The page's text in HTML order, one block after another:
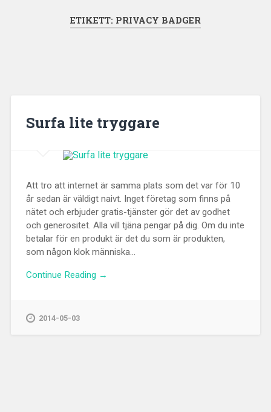
ETIKETT: PRIVACY BADGER
Surfa lite tryggare
Att tro att internet är samma plats som det var för 10
år sedan är väldigt naivt. Inget företag som finns på
nätet och erbjuder gratis-tjänster gör det av godhet
och generositet. Alla vill tjäna pengar på dig. Om du inte
betalar för en produkt är det du som är produkten,
som någon klok människa...
Continue Reading →
2014-05-03